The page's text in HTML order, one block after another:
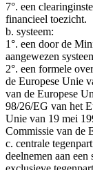
7°. een
financieel toezicht.
b. systeem:
1°. een door de
aangewezen
2°. een formele
de Europese Unie
van de Europese
98/26/EG van het
Unie van 19 mei
Commissie van de
c. centrale
deelnemen aan een